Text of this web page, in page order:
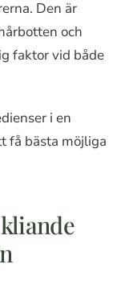
Den är
och
faktor vid både
i en
få bästa möjliga